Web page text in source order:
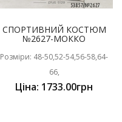
СПОРТИВНИЙ КОСТЮМ
№2627-МОККО
Розміри: 48-50,52-54,56-58,64-
66,
Ціна: 1733.00грн